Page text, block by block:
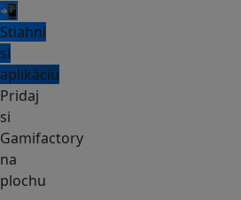
📲
Stiahni
si
aplikáciu
Pridaj
si
Gamifactory
na
plochu